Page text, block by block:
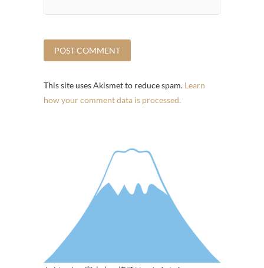
This site uses Akismet to reduce spam. Learn
how your comment data is processed.